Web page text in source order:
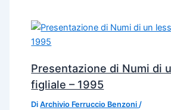
Presentazione di Numi di
figliale – 1995
DiArchivio Ferruccio Benzoni/